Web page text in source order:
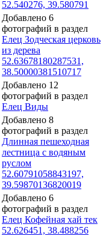
52.540276, 39.580791
Добавлено 6
фотографий в раздел
Елец Зодческая церковь
из дерева
52.63678180287531,
38.50000381510717
Добавлено 12
фотографий в раздел
Елец Виды
Добавлено 8
фотографий в раздел
Длинная пешеходная
лестница с водяным
руслом
52.60791058843197,
39.59870136820019
Добавлено 6
фотографий в раздел
Елец Кофейная хай тек
52.626451, 38.488256